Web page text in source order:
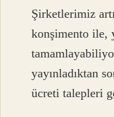
Şirketlerimiz
konşimento ile,
yayınladıktan
ücreti talepleri